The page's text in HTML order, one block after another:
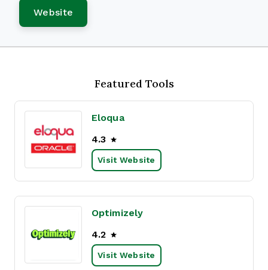
Website
Featured Tools
Eloqua
4.3
Visit Website
Optimizely
4.2
Visit Website